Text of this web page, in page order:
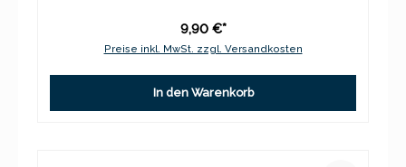
9,90 €*
Preise inkl. MwSt. zzgl. Versandkosten
In den Warenkorb